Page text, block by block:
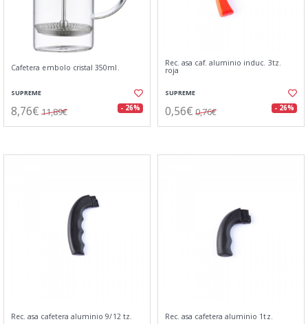
Cafetera embolo cristal 350ml.
SUPREME
8,76€ 11,89€ - 26%
Rec. asa caf. aluminio induc. 3tz.
roja
SUPREME
0,56€ 0,76€ - 26%
Rec. asa cafetera aluminio 9/12 tz. Rec. asa cafetera aluminio 1tz.